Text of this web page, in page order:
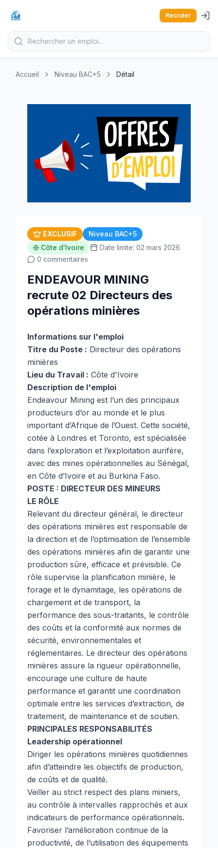
Recruter
Accueil Niveau BAC+5 Détail
EXCLUSIF
Niveau BAC+5
Côte d'Ivoire
Date limite: 02 mars 2026
0 commentaires
ENDEAVOUR MINING
recrute 02 Directeurs des
opérations minières
Informations sur l'emploi
Titre du Poste : Directeur des opérations
minières
Lieu du Travail : Côte d'Ivoire
Description de l'emploi
Endeavour Mining est l’un des principaux
producteurs d’or au monde et le plus
important d’Afrique de l’Ouest. Cette société,
cotée à Londres et Toronto, est spécialisée
dans l’exploration et l’exploitation aurifère,
avec des mines opérationnelles au Sénégal,
en Côte d’Ivoire et au Burkina Faso.
POSTE : DIRECTEUR DES MINEURS
LE RÔLE
Relevant du directeur général, le directeur
des opérations minières est responsable de
la direction et de l’optimisation de l’ensemble
des opérations minières afin de garantir une
production sûre, efficace et prévisible. Ce
rôle supervise la planification minière, le
forage et le dynamitage, les opérations de
chargement et de transport, la
performance des sous-traitants, le contrôle
des coûts et la conformité aux normes de
sécurité, environnementales et
réglementaires. Le directeur des opérations
minières assure la rigueur opérationnelle,
encourage une culture de haute
performance et garantit une coordination
optimale entre les services d’extraction, de
traitement, de maintenance et de soutien.
PRINCIPALES RESPONSABILITÉS
Leadership opérationnel
Diriger les opérations minières quotidiennes
afin d’atteindre les objectifs de production,
de coûts et de qualité.
Veiller au strict respect des plans miniers,
au contrôle à intervalles rapprochés et aux
indicateurs de performance opérationnels.
Favoriser l’amélioration continue de la
productivité, de l’utilisation des équipements